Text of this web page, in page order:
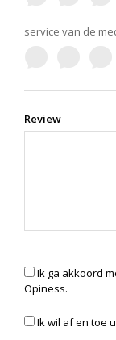
service van de
Review
Ik ga akkoord
Opiness.
Ik wil af en toe